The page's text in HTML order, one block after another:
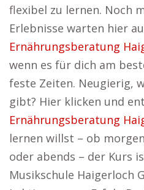
flexibel zu lernen. Noch
Erlebnisse warten hier
Ernährungsberatung
wenn es für dich am
feste Zeiten. Neugierig,
gibt? Hier klicken und
Ernährungsberatung
lernen willst – ob
oder abends – der Kurs
Musikschule Haigerloch